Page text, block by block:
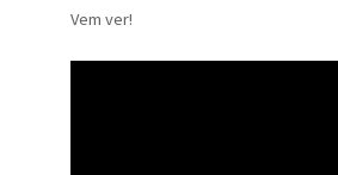
Vem ver!